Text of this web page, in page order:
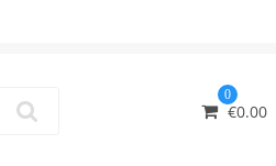
0
€0.00